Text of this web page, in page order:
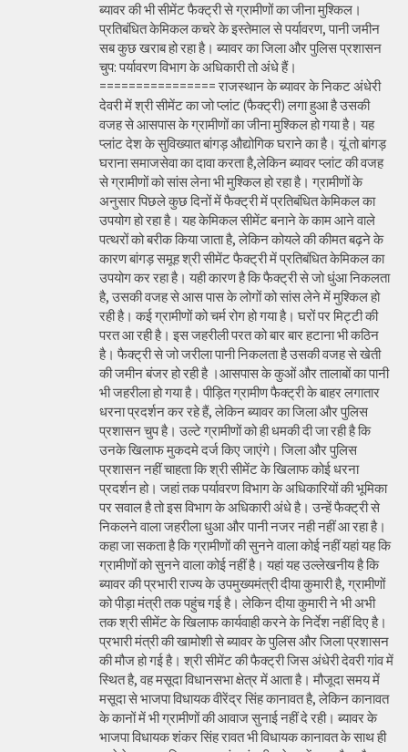
ब्यावर की भी सीमेंट फैक्ट्री से ग्रामीणों का जीना मुश्किल।
प्रतिबंधित केमिकल कचरे के इस्तेमाल से पर्यावरण, पानी जमीन
सब कुछ खराब हो रहा है। ब्यावर का जिला और पुलिस प्रशासन
चुप: पर्यावरण विभाग के अधिकारी तो अंधे हैं।
================ राजस्थान के ब्यावर के निकट अंधेरी
देवरी में श्री सीमेंट का जो प्लांट (फैक्ट्री) लगा हुआ है उसकी
वजह से आसपास के ग्रामीणों का जीना मुश्किल हो गया है। यह
प्लांट देश के सुविख्यात बांगड़ औद्योगिक घराने का है। यूं तो बांगड़
घराना समाजसेवा का दावा करता है,लेकिन ब्यावर प्लांट की वजह
से ग्रामीणों को सांस लेना भी मुश्किल हो रहा है। ग्रामीणों के
अनुसार पिछले कुछ दिनों में फैक्ट्री में प्रतिबंधित केमिकल का
उपयोग हो रहा है। यह केमिकल सीमेंट बनाने के काम आने वाले
पत्थरों को बरीक किया जाता है, लेकिन कोयले की कीमत बढ़ने के
कारण बांगड़ समूह श्री सीमेंट फैक्ट्री में प्रतिबंधित केमिकल का
उपयोग कर रहा है। यही कारण है कि फैक्ट्री से जो धुंआ निकलता
है, उसकी वजह से आस पास के लोगों को सांस लेने में मुश्किल हो
रही है। कई ग्रामीणों को चर्म रोग हो गया है। घरों पर मिट्टी की
परत आ रही है। इस जहरीली परत को बार बार हटाना भी कठिन
है। फैक्ट्री से जो जरीला पानी निकलता है उसकी वजह से खेती
की जमीन बंजर हो रही है ।आसपास के कुओं और तालाबों का पानी
भी जहरीला हो गया है। पीड़ित ग्रामीण फैक्ट्री के बाहर लगातार
धरना प्रदर्शन कर रहे हैं, लेकिन ब्यावर का जिला और पुलिस
प्रशासन चुप है। उल्टे ग्रामीणों को ही धमकी दी जा रही है कि
उनके खिलाफ मुकदमे दर्ज किए जाएंगे। जिला और पुलिस
प्रशासन नहीं चाहता कि श्री सीमेंट के खिलाफ कोई धरना
प्रदर्शन हो। जहां तक पर्यावरण विभाग के अधिकारियों की भूमिका
पर सवाल है तो इस विभाग के अधिकारी अंधे है। उन्हें फैक्ट्री से
निकलने वाला जहरीला धुआ और पानी नजर नही नहीं आ रहा है।
कहा जा सकता है कि ग्रामीणों की सुनने वाला कोई नहीं यहां यह कि
ग्रामीणों को सुनने वाला कोई नहीं है। यहां यह उल्लेखनीय है कि
ब्यावर की प्रभारी राज्य के उपमुख्यमंत्री दीया कुमारी है, ग्रामीणों
को पीड़ा मंत्री तक पहुंच गई है। लेकिन दीया कुमारी ने भी अभी
तक श्री सीमेंट के खिलाफ कार्यवाही करने के निर्देश नहीं दिए है।
प्रभारी मंत्री की खामोशी से ब्यावर के पुलिस और जिला प्रशासन
की मौज हो गई है। श्री सीमेंट की फैक्ट्री जिस अंधेरी देवरी गांव में
स्थित है, वह मसूदा विधानसभा क्षेत्र में आता है। मौजूदा समय में
मसूदा से भाजपा विधायक वीरेंद्र सिंह कानावत है, लेकिन कानावत
के कानों में भी ग्रामीणों की आवाज सुनाई नहीं दे रही। ब्यावर के
भाजपा विधायक शंकर सिंह रावत भी विधायक कानावत के साथ ही